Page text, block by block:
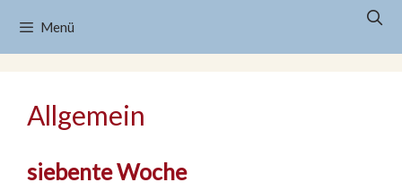
Inhalt
springen
Menü
Allgemein
siebente Woche